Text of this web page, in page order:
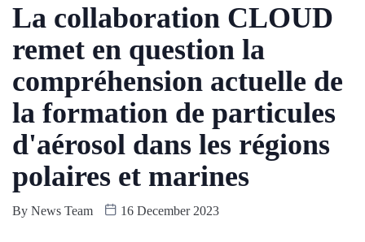
La collaboration CLOUD
remet en question la
compréhension actuelle de
la formation de particules
d'aérosol dans les régions
polaires et marines
By News Team 16 December 2023